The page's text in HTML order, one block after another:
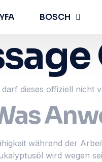
BOSCH
dieses offiziell nicht
während der
wird wegen